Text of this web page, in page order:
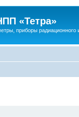
«Тетра»
приборы радиационного